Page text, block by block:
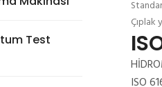
ISO
Test